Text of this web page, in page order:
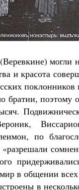
могли
и красота
поэтому
по
в общении
в